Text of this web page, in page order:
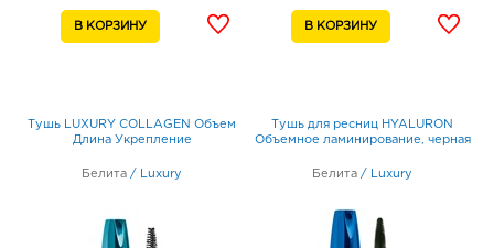
Тушь LUXURY COLLAGEN Объем
Длина Укрепление
Белита / Luxury
Тушь для ресниц HYALURON
Объемное ламинирование, черная
Белита / Luxury